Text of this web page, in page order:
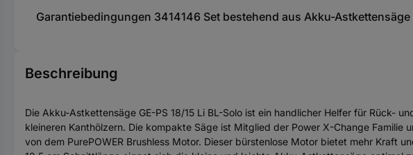
Garantiebedingungen 3414146 Set bestehend aus Akku-Astkettensäge
Beschreibung
Die Akku-Astkettensäge GE-PS 18/15 Li BL-Solo ist ein handlicher Helfer für Rück-
kleineren Kanthölzern. Die kompakte Säge ist Mitglied der Power X-Change
von dem PurePOWER Brushless Motor. Dieser bürstenlose Motor bietet mehr Kraft